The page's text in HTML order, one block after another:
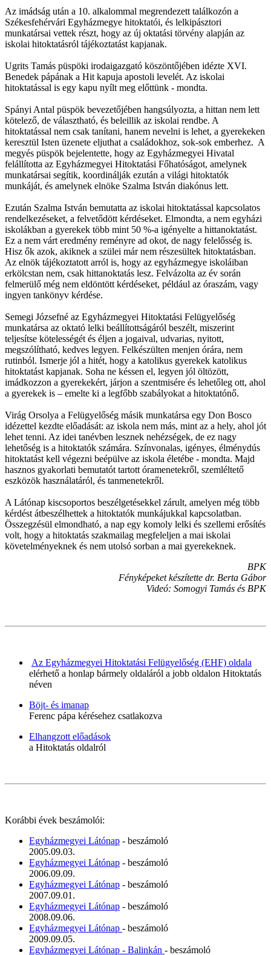
Az imádság után a 10. alkalommal megrendezett találkozón a
Székesfehérvári Egyházmegye hitoktatói, és lelkipásztori
munkatársai vettek részt, hogy az új oktatási törvény alapján az
iskolai hitoktatásról tájékoztatást kapjanak.
Ugrits Tamás püspöki irodaigazgató köszöntőjében idézte XVI.
Benedek pápának a Hit kapuja apostoli levelét. Az iskolai
hitoktatással is egy kapu nyílt meg előttünk - mondta.
Spányi Antal püspök bevezetőjében hangsúlyozta, a hittan nem lett
kötelező, de választható, és beleillik az iskolai rendbe. A
hitoktatással nem csak tanítani, hanem nevelni is lehet, a gyerekeken
keresztül Isten üzenete eljuthat a családokhoz, sok-sok emberhez. A
megyés püspök bejelentette, hogy az Egyházmegyei Hivatal
felállította az Egyházmegyei Hitoktatási Főhatóságot, amelynek
munkatársai segítik, koordinálják ezután a világi hitoktatók
munkáját, és amelynek elnöke Szalma István diakónus lett.
Ezután Szalma István bemutatta az iskolai hitoktatással kapcsolatos
rendelkezéseket, a felvetődött kérdéseket. Elmondta, a nem egyházi
iskolákban a gyerekek több mint 50 %-a igényelte a hittanoktatást.
Ez a nem várt eredmény reményre ad okot, de nagy felelősség is.
Hisz ők azok, akiknek a szülei már nem részesültek hitoktatásban.
Az elnök tájékoztatott arról is, hogy az egyházmegye iskoláiban
erkölcstan nem, csak hittanoktatás lesz. Felvázolta az év során
felmerülő még nem eldöntött kérdéseket, például az óraszám, vagy
ingyen tankönyv kérdése.
Semegi Józsefné az Egyházmegyei Hitoktatási Felügyelőség
munkatársa az oktató lelki beállítottságáról beszélt, miszerint
teljesítse kötelességét és éljen a jogaival, udvarias, nyitott,
megszólítható, kedves legyen. Felkészülten menjen órára, nem
rutinból. Ismerje jól a hitét, hogy a katolikus gyerekek katolikus
hitoktatást kapjanak. Soha ne késsen el, legyen jól öltözött,
imádkozzon a gyerekekért, járjon a szentmisére és lehetőleg ott, ahol
a gyerekek is – emelte ki a legfőbb szabályokat a hitoktatónő.
Virág Orsolya a Felügyelőség másik munkatársa egy Don Bosco
idézettel kezdte előadását: az iskola nem más, mint az a hely, ahol jót
lehet tenni. Az idei tanévben lesznek nehézségek, de ez nagy
lehetőség is a hitoktatók számára. Színvonalas, igényes, élménydús
hitoktatást kell végezni beépülve az iskola életébe - mondta. Majd
hasznos gyakorlati bemutatót tartott óramenetekről, szemléltető
eszközök használatáról, és tanmenetekről.
A Látónap kiscsoportos beszélgetésekkel zárult, amelyen még több
kérdést átbeszélhettek a hitoktatók munkájukkal kapcsolatban.
Összegzésül elmondható, a nap egy komoly lelki és szellemi erősítés
volt, hogy a hitoktatás szakmailag megfeleljen a mai iskolai
követelményeknek és nem utolsó sorban a mai gyerekeknek.
BPK
Fényképeket készítette dr. Berta Gábor
Videó: Somogyi Tamás és BPK
Az Egyházmegyei Hitoktatási Felügyelőség (EHF) oldala
elérhető a honlap bármely oldaláról a jobb oldalon Hitoktatás
néven
Böjt- és imanap
Ferenc pápa kérésehez csatlakozva
Elhangzott előadások
a Hitoktatás oldalról
Korábbi évek beszámolói:
Egyházmegyei Látónap - beszámoló
2005.09.03.
Egyházmegyei Látónap - beszámoló
2006.09.09.
Egyházmegyei Látónap - beszámoló
2007.09.01.
Egyházmegyei Látónap - beszámoló
2008.09.06.
Egyházmegyei Látónap - beszámoló
2009.09.05.
Egyházmegyei Látónap - Balinkán - beszámoló